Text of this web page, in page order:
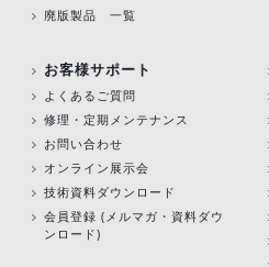
廃版製品 一覧
お客様サポート
よくあるご質問
修理・定期メンテナンス
お問い合わせ
オンライン展示会
技術資料ダウンロード
会員登録 (メルマガ・資料ダウ
ンロード)